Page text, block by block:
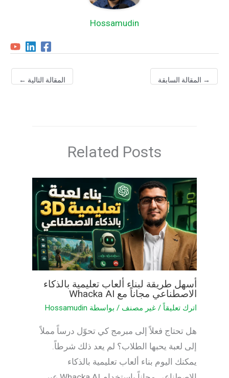
Hossamudin
المقالة السابقة المقالة التالية←
Related Posts
أسهل طريقة لبناء ألعاب تعليمية بالذكاء
الاصطناعي مجاناً مع Whacka AI
اترك تعليقاً / غير مصنف/ بواسطة Hossamudin
هل تحتاج فعلاً إلى مبرمج كي تحوّل درساً مملاً
إلى لعبة يحبها الطلاب؟ لم يعد ذلك شرطاً.
يمكنك اليوم بناء ألعاب تعليمية بالذكاء